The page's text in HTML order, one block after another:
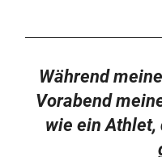
Während
Vorabend
wie ein